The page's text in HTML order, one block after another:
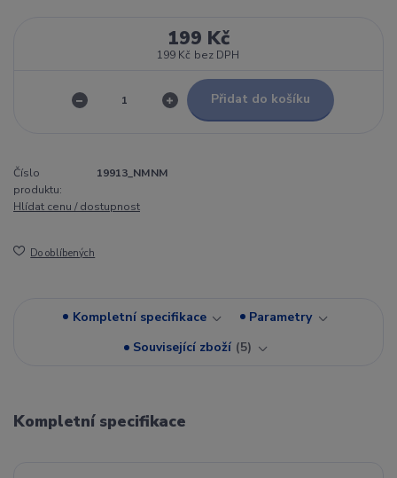
199 Kč
199 Kč bez DPH
Přidat do košíku
Číslo
produktu:
19913_NMNM
Hlídat cenu / dostupnost
Do oblíbených
Kompletní specifikace
Parametry
Související zboží 5
Kompletní specifikace